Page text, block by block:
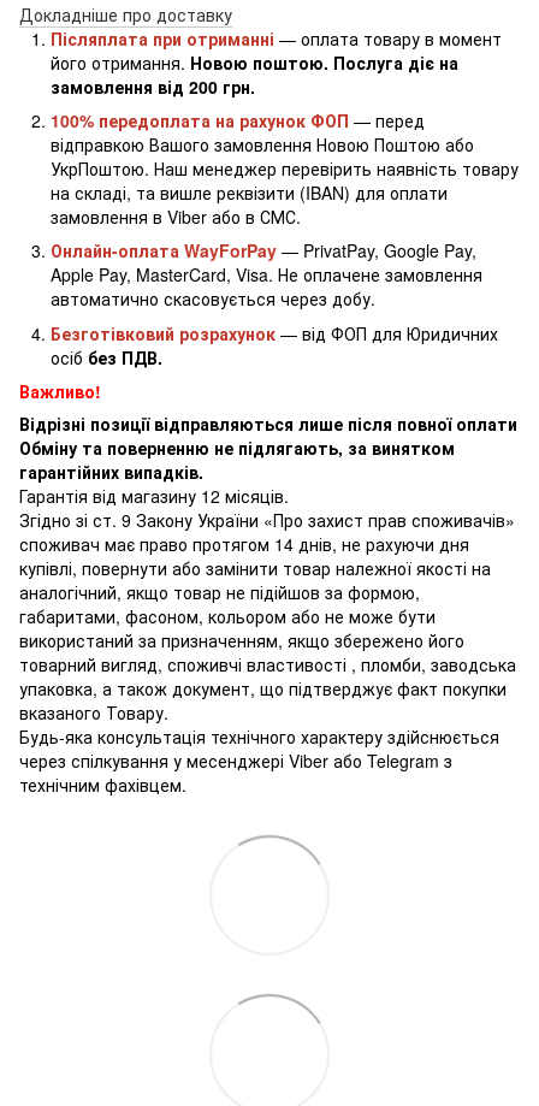
Докладніше про доставку
Післяплата при отриманні — оплата товару в момент
його отримання. Новою поштою. Послуга діє на
замовлення від 200 грн.
100% передоплата на рахунок ФОП — перед
відправкою Вашого замовлення Новою Поштою або
УкрПоштою. Наш менеджер перевірить наявність товару
на складі, та вишле реквізити (IBAN) для оплати
замовлення в Viber або в СМС.
Онлайн-оплата WayForPay — PrivatPay, Google Pay,
Apple Pay, MasterCard, Visa. Не оплачене замовлення
автоматично скасовується через добу.
Безготівковий розрахунок — від ФОП для Юридичних
осіб без ПДВ.
Важливо!
Відрізні позиції відправляються лише після повної оплати
Обміну та поверненню не підлягають, за винятком
гарантійних випадків.
Гарантія від магазину 12 місяців.
Згідно зі ст. 9 Закону України «Про захист прав споживачів»
споживач має право протягом 14 днів, не рахуючи дня
купівлі, повернути або замінити товар належної якості на
аналогічний, якщо товар не підійшов за формою,
габаритами, фасоном, кольором або не може бути
використаний за призначенням, якщо збережено його
товарний вигляд, споживчі властивості , пломби, заводська
упаковка, а також документ, що підтверджує факт покупки
вказаного Товару.
Будь-яка консультація технічного характеру здійснюється
через спілкування у месенджері Viber або Telegram з
технічним фахівцем.